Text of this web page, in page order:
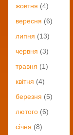
жовтня (4)
вересня (6)
липня (13)
червня (3)
травня (1)
квітня (4)
березня (5)
лютого (6)
січня (8)